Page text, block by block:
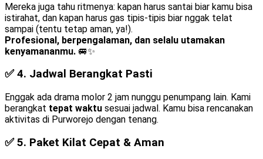
Mereka juga tahu ritmenya: kapan harus santai biar kamu bisa
istirahat, dan kapan harus gas tipis-tipis biar nggak telat
sampai (tentu tetap aman, ya!).
Profesional, berpengalaman, dan selalu utamakan
kenyamananmu. 🚐✨
✅ 4. Jadwal Berangkat Pasti
Enggak ada drama molor 2 jam nunggu penumpang lain. Kami
berangkat tepat waktu sesuai jadwal. Kamu bisa rencanakan
aktivitas di Purworejo dengan tenang.
✅ 5. Paket Kilat Cepat & Aman